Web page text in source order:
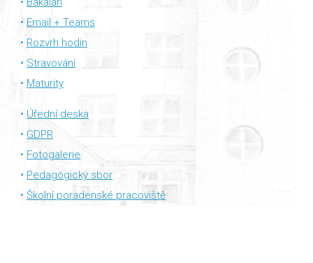
Email + Teams
Rozvrh hodin
Stravování
Maturity
Úřední deska
GDPR
Fotogalerie
Pedagogický sbor
Školní poradenské pracoviště